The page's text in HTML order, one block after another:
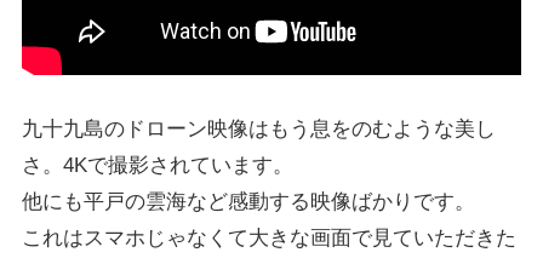
九十九島のドローン映像はもう息をのむような美し
さ。4Kで撮影されています。
他にも平戸の雲海など感動する映像ばかりです。
これはスマホじゃなくて大きな画面で見ていただきた